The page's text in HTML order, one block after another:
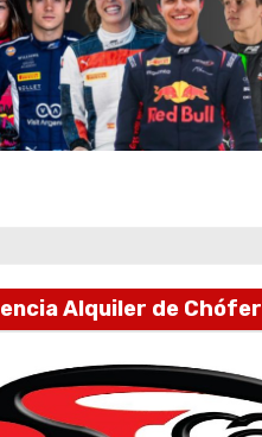
Alquiler de Chófer